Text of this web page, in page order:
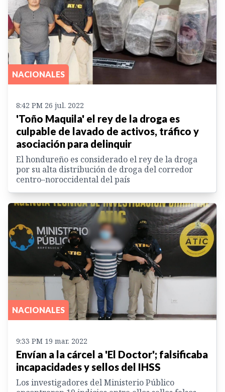
NACIONALES
8:42 PM 26 jul. 2022
'Toño Maquila' el rey de la droga es
culpable de lavado de activos, tráfico y
asociación para delinquir
El hondureño es considerado el rey de la droga
por su alta distribución de droga del corredor
centro–noroccidental del país
NACIONALES
9:33 PM 19 mar. 2022
Envían a la cárcel a 'El Doctor'; falsificaba
incapacidades y sellos del IHSS
Los investigadores del Ministerio Público